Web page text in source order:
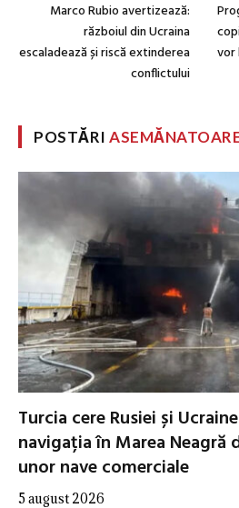
Marco Rubio avertizează:
războiul din Ucraina
escaladează și riscă extinderea
conflictului
vor
POSTĂRI
Turcia cere Rusiei și
navigația în Marea Neagră
unor nave comerciale
5 august 2026